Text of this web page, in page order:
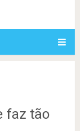
faz tão